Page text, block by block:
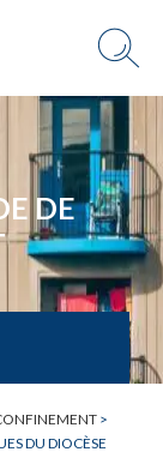
DE
>
DU DIOCÈSE